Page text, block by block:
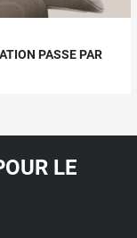
PASSE PAR
LE